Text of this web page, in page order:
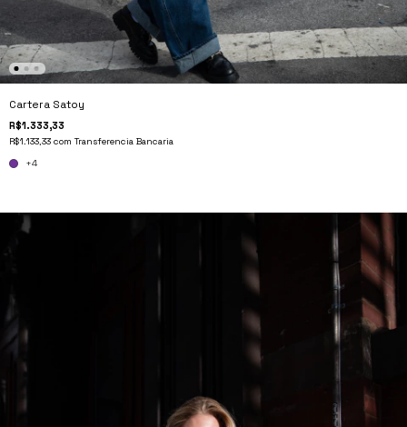
Cartera Satoy
R$1.333,33
R$1.133,33 com Transferencia Bancaria
+4